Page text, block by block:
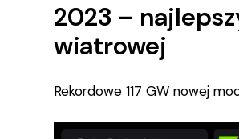
2023 –
wiatrowej
Rekordowe 117 GW nowej